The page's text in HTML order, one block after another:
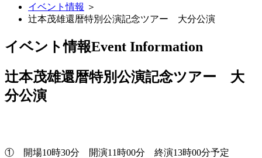
イベント情報 ＞
辻本茂雄還暦特別公演記念ツアー 大分公演
イベント情報Event Information
辻本茂雄還暦特別公演記念ツアー 大
分公演
① 開場10時30分 開演11時00分 終演13時00分予定